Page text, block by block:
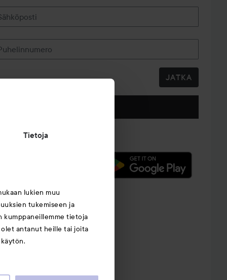
Tietoja
lukien muu
tukemiseen ja
kumppaneillemme tietoja
antanut heille tai joita
JATKA